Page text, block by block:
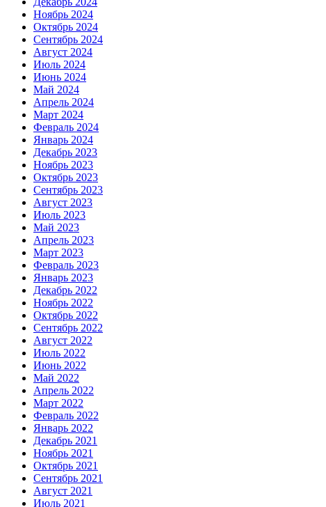
Ноябрь 2024
Октябрь 2024
Сентябрь 2024
Август 2024
Июль 2024
Июнь 2024
Май 2024
Апрель 2024
Март 2024
Февраль 2024
Январь 2024
Декабрь 2023
Ноябрь 2023
Октябрь 2023
Сентябрь 2023
Август 2023
Июль 2023
Май 2023
Апрель 2023
Март 2023
Февраль 2023
Январь 2023
Декабрь 2022
Ноябрь 2022
Октябрь 2022
Сентябрь 2022
Август 2022
Июль 2022
Июнь 2022
Май 2022
Апрель 2022
Март 2022
Февраль 2022
Январь 2022
Декабрь 2021
Ноябрь 2021
Октябрь 2021
Сентябрь 2021
Август 2021
Июль 2021